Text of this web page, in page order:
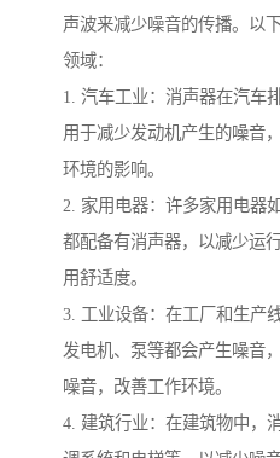
声波来减少噪音的传播。以
领域：
1. 汽车工业：消声器在汽车
用于减少发动机产生的噪音
环境的影响。
2. 家用电器：许多家用电器
都配备有消声器，以减少运
用舒适度。
3. 工业设备：在工厂和生产
发电机、泵等都会产生噪音
噪音，改善工作环境。
4. 建筑行业：在建筑物中，